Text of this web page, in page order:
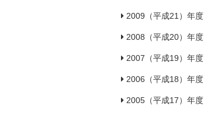
2009（平成21）年度
2008（平成20）年度
2007（平成19）年度
2006（平成18）年度
2005（平成17）年度